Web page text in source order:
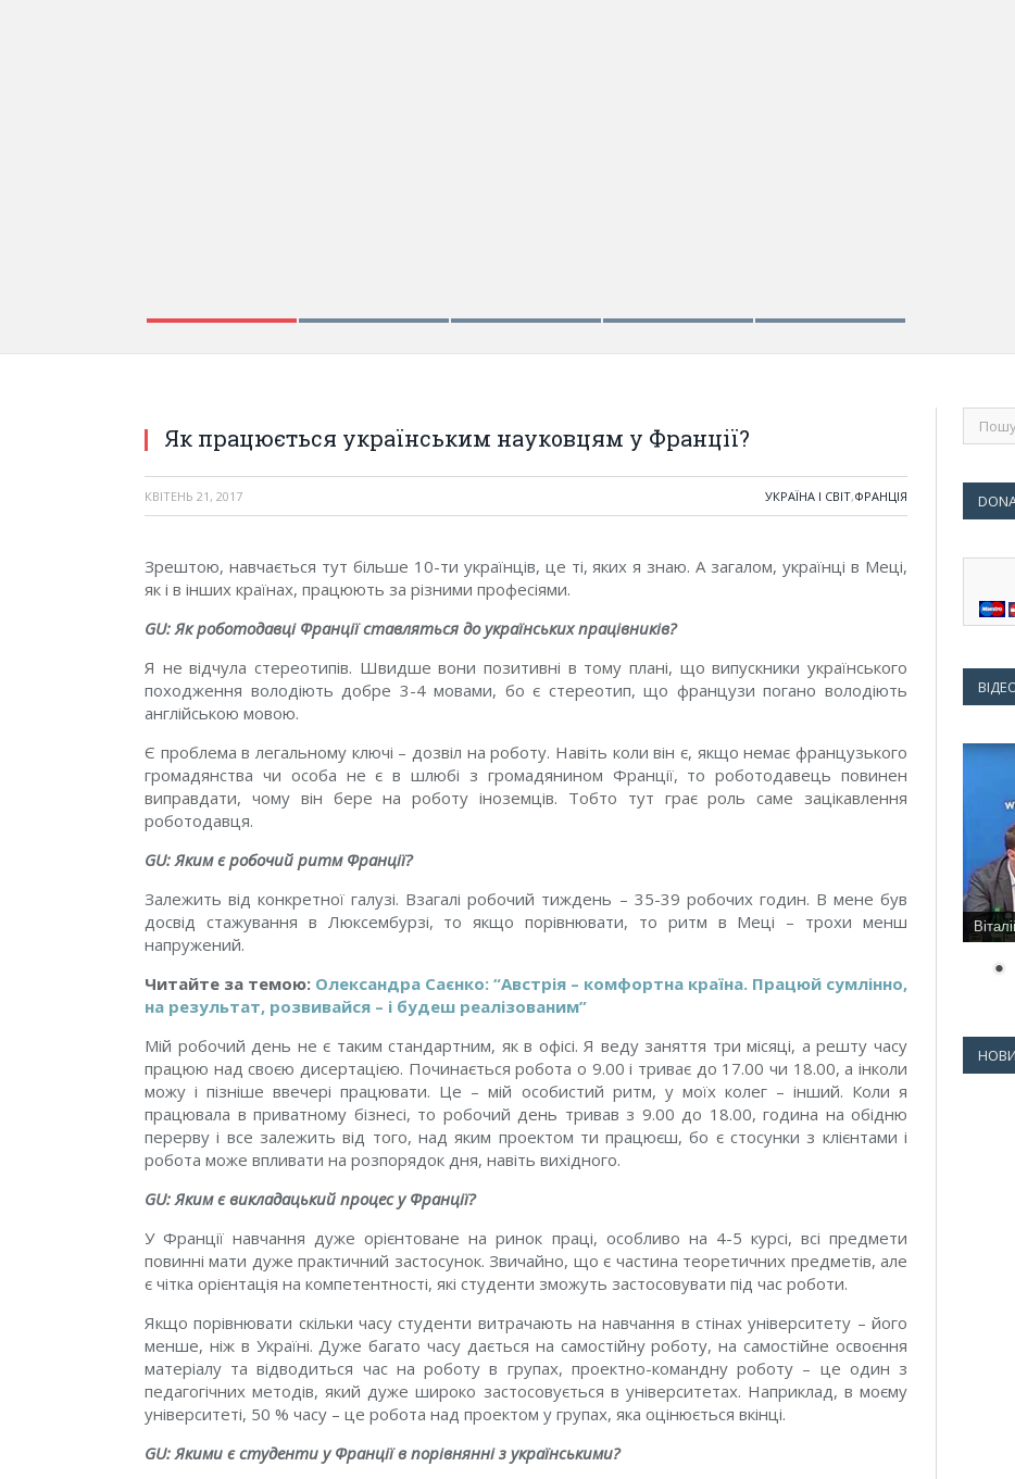
Як працюється українським науковцям у Франції?
КВІТЕНЬ 21, 2017 УКРАЇНА І СВІТ,ФРАНЦІЯ
Зрештою, навчається тут більше 10-ти українців, це ті, яких я знаю. А загалом, українці в Меці,
як і в інших країнах, працюють за різними професіями.
GU: Як роботодавці Франції ставляться до українських працівників?
Я не відчула стереотипів. Швидше вони позитивні в тому плані, що випускники українського
походження володіють добре 3-4 мовами, бо є стереотип, що французи погано володіють
англійською мовою.
Є проблема в легальному ключі – дозвіл на роботу. Навіть коли він є, якщо немає французького
громадянства чи особа не є в шлюбі з громадянином Франції, то роботодавець повинен
виправдати, чому він бере на роботу іноземців. Тобто тут грає роль саме зацікавлення
роботодавця.
GU: Яким є робочий ритм Франції?
Залежить від конкретної галузі. Взагалі робочий тиждень – 35-39 робочих годин. В мене був
досвід стажування в Люксембурзі, то якщо порівнювати, то ритм в Меці – трохи менш
напружений.
Читайте за темою: Олександра Саєнко: “Австрія – комфортна країна. Працюй сумлінно,
на результат, розвивайся – і будеш реалізованим”
Мій робочий день не є таким стандартним, як в офісі. Я веду заняття три місяці, а решту часу
працюю над своєю дисертацією. Починається робота о 9.00 і триває до 17.00 чи 18.00, а інколи
можу і пізніше ввечері працювати. Це – мій особистий ритм, у моїх колег – інший. Коли я
працювала в приватному бізнесі, то робочий день тривав з 9.00 до 18.00, година на обідню
перерву і все залежить від того, над яким проектом ти працюєш, бо є стосунки з клієнтами і
робота може впливати на розпорядок дня, навіть вихідного.
GU: Яким є викладацький процес у Франції?
У Франції навчання дуже орієнтоване на ринок праці, особливо на 4-5 курсі, всі предмети
повинні мати дуже практичний застосунок. Звичайно, що є частина теоретичних предметів, але
є чітка орієнтація на компетентності, які студенти зможуть застосовувати під час роботи.
Якщо порівнювати скільки часу студенти витрачають на навчання в стінах університету – його
менше, ніж в Україні. Дуже багато часу дається на самостійну роботу, на самостійне освоєння
матеріалу та відводиться час на роботу в групах, проектно-командну роботу – це один з
педагогічних методів, який дуже широко застосовується в університетах. Наприклад, в моєму
університеті, 50 % часу – це робота над проектом у групах, яка оцінюється вкінці.
GU: Якими є студенти у Франції в порівнянні з українськими?